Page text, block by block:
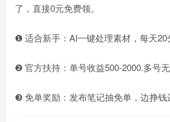
了，直接0元免费领。
❶ 适合新手：AI一键处理素材，每天20
❷ 官方扶持：单号收益500-2000.多号
❸ 免单奖励：发布笔记抽免单，边挣钱